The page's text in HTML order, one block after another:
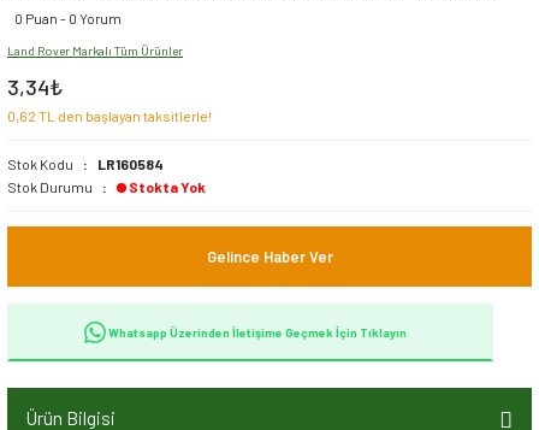
0 Puan - 0 Yorum
Land Rover Markalı Tüm Ürünler
3,34₺
0,62 TL den başlayan taksitlerle!
Stok Kodu
LR160584
Stok Durumu
Stokta Yok
Gelince Haber Ver
Whatsapp Üzerinden İletişime Geçmek İçin Tıklayın
Ürün Bilgisi